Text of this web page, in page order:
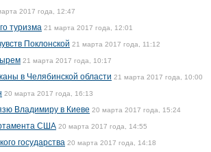
2017 года, 12:47
туризма 21 марта 2017 года, 12:01
Поклонской 21 марта 2017 года, 11:12
21 марта 2017 года, 10:17
в Челябинской области 21 марта 2017 года, 10:00
20 марта 2017 года, 16:13
Владимиру в Киеве 20 марта 2017 года, 15:24
США 20 марта 2017 года, 14:55
государства 20 марта 2017 года, 14:18